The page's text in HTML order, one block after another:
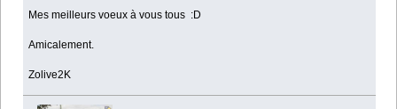
Mes meilleurs voeux à vous tous :D
Amicalement.
Zolive2K